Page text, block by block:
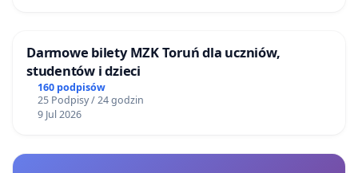
Darmowe bilety MZK Toruń dla uczniów,
studentów i dzieci
160 podpisów
25 Podpisy / 24 godzin
9 Jul 2026